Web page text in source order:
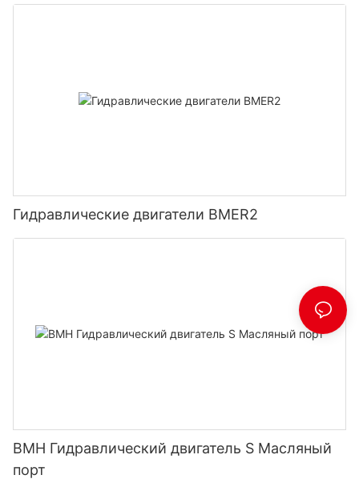
Гидравлические двигатели BMER2
BMH Гидравлический двигатель S Масляный
порт